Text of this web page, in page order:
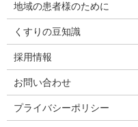
地域の患者様のために
くすりの豆知識
採用情報
お問い合わせ
プライバシーポリシー